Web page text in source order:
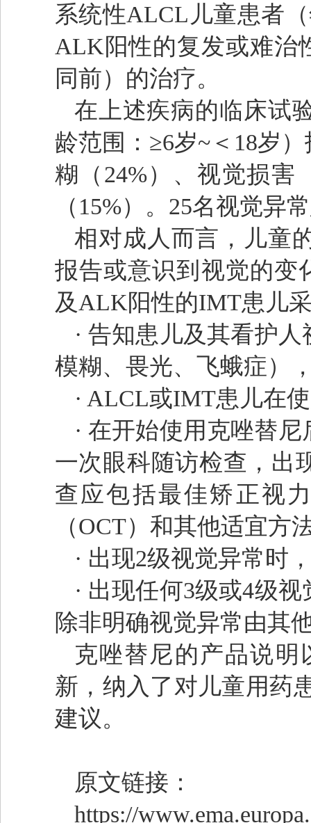
系统性ALCL儿童患者
ALK阳性的复发或难治
同前）的治疗。
在上述疾病的临床试
龄范围：≥6岁~＜18岁
糊（24%）、视觉损害
（15%）。25名视觉异
相对成人而言，儿童
报告或意识到视觉的
及ALK阳性的IMT患儿
· 告知患儿及其看护
模糊、畏光、飞蛾症）
· ALCL或IMT患儿在
· 在开始使用克唑替
一次眼科随访检查，出
查应包括最佳矫正视
（OCT）和其他适宜方
· 出现2级视觉异常时
· 出现任何3级或4级
除非明确视觉异常由其
克唑替尼的产品说
新，纳入了对儿童用药
建议。
原文链接：
https://